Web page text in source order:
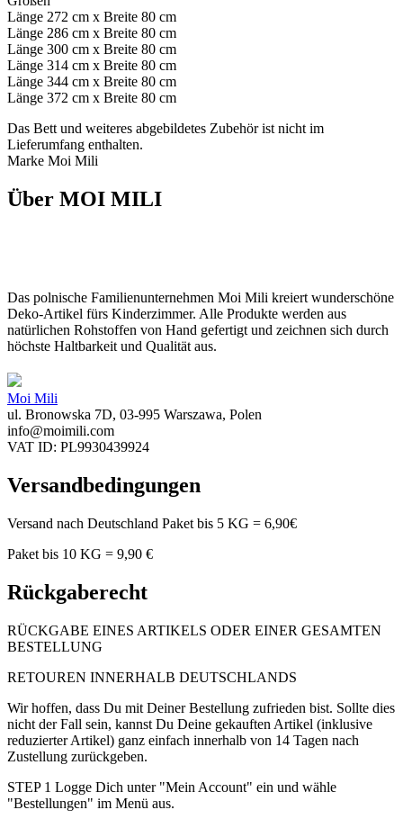
Länge 272 cm x Breite 80 cm
Länge 286 cm x Breite 80 cm
Länge 300 cm x Breite 80 cm
Länge 314 cm x Breite 80 cm
Länge 344 cm x Breite 80 cm
Länge 372 cm x Breite 80 cm
Das Bett und weiteres abgebildetes Zubehör ist nicht im
Lieferumfang enthalten.
Marke Moi Mili
Über MOI MILI
Das polnische Familienunternehmen Moi Mili kreiert wunderschöne
Deko-Artikel fürs Kinderzimmer. Alle Produkte werden aus
natürlichen Rohstoffen von Hand gefertigt und zeichnen sich durch
höchste Haltbarkeit und Qualität aus.
Moi Mili
ul. Bronowska 7D, 03-995 Warszawa, Polen
info@moimili.com
VAT ID: PL9930439924
Versandbedingungen
Versand nach Deutschland Paket bis 5 KG = 6,90€
Paket bis 10 KG = 9,90 €
Rückgaberecht
RÜCKGABE EINES ARTIKELS ODER EINER GESAMTEN
BESTELLUNG
RETOUREN INNERHALB DEUTSCHLANDS
Wir hoffen, dass Du mit Deiner Bestellung zufrieden bist. Sollte dies
nicht der Fall sein, kannst Du Deine gekauften Artikel (inklusive
reduzierter Artikel) ganz einfach innerhalb von 14 Tagen nach
Zustellung zurückgeben.
STEP 1 Logge Dich unter "Mein Account" ein und wähle
"Bestellungen" im Menü aus.